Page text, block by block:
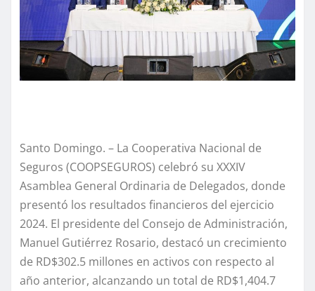
Santo Domingo. – La Cooperativa Nacional de
Seguros (COOPSEGUROS) celebró su XXXIV
Asamblea General Ordinaria de Delegados, donde
presentó los resultados financieros del ejercicio
2024. El presidente del Consejo de Administración,
Manuel Gutiérrez Rosario, destacó un crecimiento
de RD$302.5 millones en activos con respecto al
año anterior, alcanzando un total de RD$1,404.7